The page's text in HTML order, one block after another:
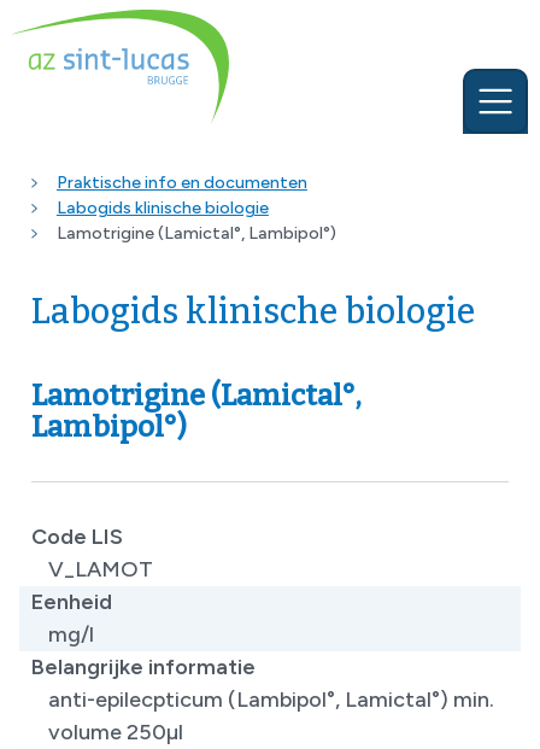
Praktische info en documenten
Labogids klinische biologie
Lamotrigine (Lamictal°, Lambipol°)
Labogids klinische biologie
Lamotrigine (Lamictal°,
Lambipol°)
Code LIS
V_LAMOT
Eenheid
mg/l
Belangrijke informatie
anti-epilecpticum (Lambipol°, Lamictal°) min.
volume 250µl